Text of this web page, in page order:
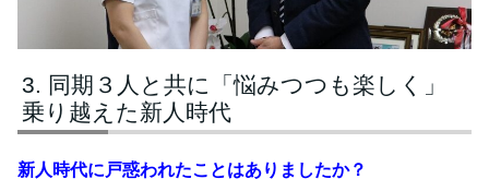
同期３人と共に「悩みつつも楽しく」
乗り越えた新人時代
新人時代に戸惑われたことはありましたか？